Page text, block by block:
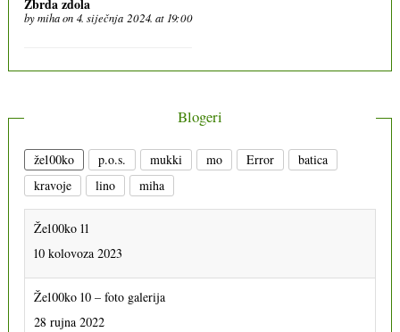
Zbrda zdola
bymihaon 4. siječnja 2024. at 19:00
Blogeri
že100ko p.o.s. mukki mo Error
batica
kravoje
lino miha
Že100ko 11
10 kolovoza 2023
Že100ko 10 – foto galerija
28 rujna 2022